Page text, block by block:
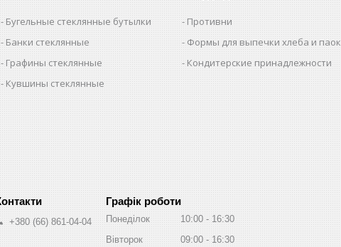
Бугельные стеклянные бутылки
Банки стеклянные
Графины стеклянные
Кувшины стеклянные
Противни
Формы для выпечки хлеба и паок
Кондитерские принадлежности
+380 (66) 861-04-04
Графік роботи
Понеділок 10:00
16:30
Вівторок
09:00
16:30